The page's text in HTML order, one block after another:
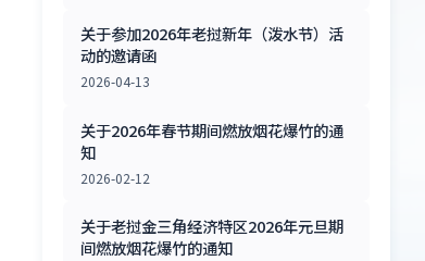
关于参加2026年老挝新年（泼水节）活
动的邀请函
2026-04-13
关于2026年春节期间燃放烟花爆竹的通
知
2026-02-12
关于老挝金三角经济特区2026年元旦期
间燃放烟花爆竹的通知